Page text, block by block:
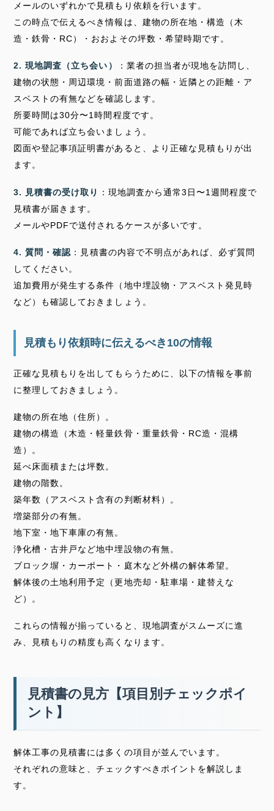
メールのいずれかで見積もり依頼を行います。
この時点で伝えるべき情報は、建物の所在地・構造（木
造・鉄骨・RC）・おおよその坪数・希望時期です。
2. 現地調査（立ち会い）
：業者の担当者が現地を訪問し、
建物の状態・周辺環境・前面道路の幅・近隣との距離・ア
スベストの有無などを確認します。
所要時間は30分〜1時間程度です。
可能であれば立ち会いましょう。
図面や登記事項証明書があると、より正確な見積もりが出
ます。
3. 見積書の受け取り
：現地調査から通常3日〜1週間程度で
見積書が届きます。
メールやPDFで送付されるケースが多いです。
4. 質問・確認 ：見積書の内容で不明点があれば、必ず質問
してください。
追加費用が発生する条件（地中埋設物・アスベスト発見時
など）も確認しておきましょう。
見積もり依頼時に伝えるべき10の情報
正確な見積もりを出してもらうために、以下の情報を事前
に整理しておきましょう。
建物の所在地（住所）。
建物の構造（木造・軽量鉄骨・重量鉄骨・RC造・混構
造）。
延べ床面積または坪数。
建物の階数。
築年数（アスベスト含有の判断材料）。
増築部分の有無。
地下室・地下車庫の有無。
浄化槽・古井戸など地中埋設物の有無。
ブロック塀・カーポート・庭木など外構の解体希望。
解体後の土地利用予定（更地売却・駐車場・建替えな
ど）。
これらの情報が揃っていると、現地調査がスムーズに進
み、見積もりの精度も高くなります。
見積書の見方【項目別チェックポイ
ント】
解体工事の見積書には多くの項目が並んでいます。
それぞれの意味と、チェックすべきポイントを解説しま
す。